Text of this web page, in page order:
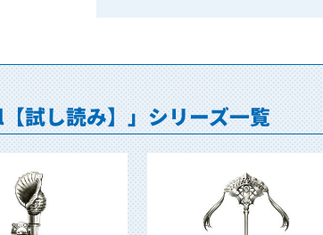
試し読み】」シリーズ一覧